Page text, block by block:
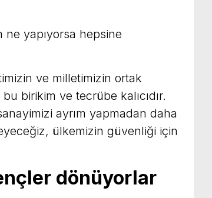
yapıyorsa hepsine
ve milletimizin ortak
birikim ve tecrübe kalıcıdır.
ayrım yapmadan daha
ülkemizin güvenliği için
dönüyorlar